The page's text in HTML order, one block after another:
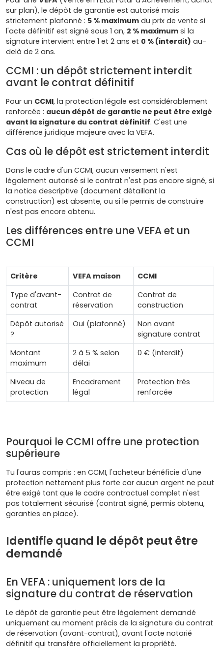
sur plan), le dépôt de garantie est autorisé mais
strictement plafonné : 5 % maximum du prix de vente si
l'acte définitif est signé sous 1 an, 2 % maximum si la
signature intervient entre 1 et 2 ans et 0 % (interdit) au-
delà de 2 ans.
CCMI : un dépôt strictement interdit
avant le contrat définitif
Pour un CCMI, la protection légale est considérablement
renforcée : aucun dépôt de garantie ne peut être exigé
avant la signature du contrat définitif. C'est une
différence juridique majeure avec la VEFA.
Cas où le dépôt est strictement interdit
Dans le cadre d'un CCMI, aucun versement n'est
légalement autorisé si le contrat n'est pas encore signé, si
la notice descriptive (document détaillant la
construction) est absente, ou si le permis de construire
n'est pas encore obtenu.
Les différences entre une VEFA et un
CCMI
Critère VEFA maison
CCMI
Type d'avant-
contrat
Contrat de
réservation
Contrat de
construction
Dépôt autorisé
?
Oui (plafonné)
Non avant
signature contrat
Montant
maximum
2 à 5 % selon
délai
0 € (interdit)
Niveau de
protection
Encadrement
légal
Protection très
renforcée
Pourquoi le CCMI offre une protection
supérieure
Tu l'auras compris : en CCMI, l'acheteur bénéficie d'une
protection nettement plus forte car aucun argent ne peut
être exigé tant que le cadre contractuel complet n'est
pas totalement sécurisé (contrat signé, permis obtenu,
garanties en place).
Identifie quand le dépôt peut être
demandé
En VEFA : uniquement lors de la
signature du contrat de réservation
Le dépôt de garantie peut être légalement demandé
uniquement au moment précis de la signature du contrat
de réservation (avant-contrat), avant l'acte notarié
définitif qui transfère officiellement la propriété.